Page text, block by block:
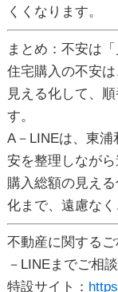
くくなります。
まとめ：不安は
住宅購入の不安
見える化して、
す。
A－LINEは、東
安を整理しながら
購入総額の見え
化まで、遠慮なく
不動産に関する
－LINEまでご相
特設サイト：